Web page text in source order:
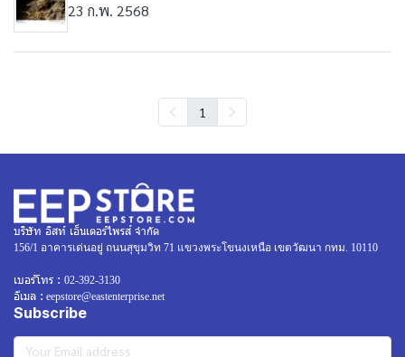
23 ก.พ. 2568
1
บริษัท อิสท์ เอ็นเตอร์ไพรส์ จำกัด
156/1 อาคารเด่นอยู่ ถนนสุขุมวิท 71 แขวงพระโขนงเหนือ เขตวัฒนา กทม. 10110
เบอร์โทร : 02-392-3130
อีเมล : eepstore@eastenterprise.net
Subscribe